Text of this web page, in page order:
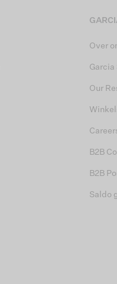
Over
Garcia
Our
B2B
B2B
Saldo